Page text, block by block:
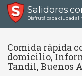
Disfrutá cada ciudad al
Comida rápida
domicilio,
Tandil, Buenos